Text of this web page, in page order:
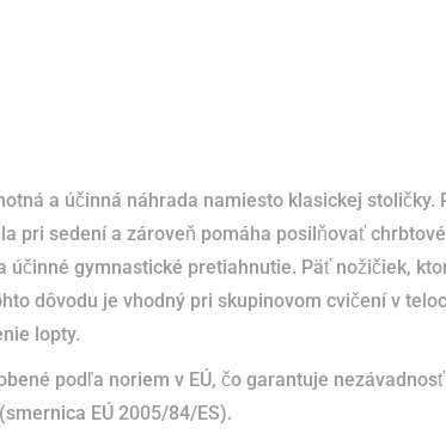
a účinná náhrada namiesto klasickej stoličky.
pri sedení a zároveň pomáha posilňovať
účinné gymnastické pretiahnutie. Päť nožičiek,
dôvodu je vhodný pri skupinovom cvičení v
lopty.
podľa noriem v EÚ, čo garantuje
EÚ 2005/84/ES).